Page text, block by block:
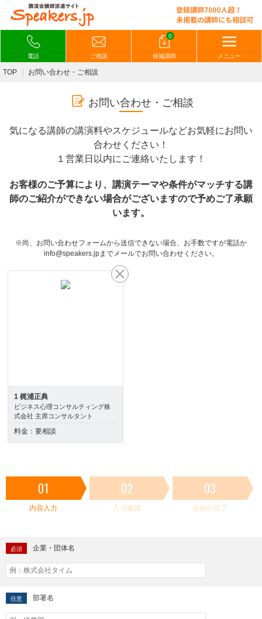
電話 ご相談
0
候補講師 メニュー
TOP お問い合わせ・ご相談
お問い合わせ・ご相談
気になる講師の講演料やスケジュールなどお気軽にお問い
合わせください！
１営業日以内にご連絡いたします！
お客様のご予算により、講演テーマや条件がマッチする講
師のご紹介ができない場合がございますので予めご了承願
います。
※尚、お問い合わせフォームから送信できない場合、お手数ですが電話か
info@speakers.jpまでメールでお問い合わせください。
1 梶浦正典
ビジネス心理コンサルティング株
式会社 主席コンサルタント
料金：要相談
01
内容入力
02
入力確認
03
送信の完了
必須 企業・団体名
任意 部署名